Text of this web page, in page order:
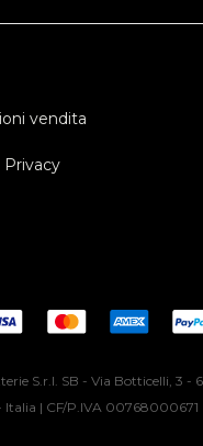
vendita
Privacy
S.r.l. SB - Via Botticelli, 3 -
Italia | CF/P.IVA 00768000671